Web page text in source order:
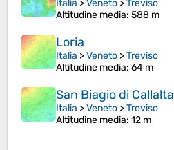
Italia >Veneto >Treviso
Altitudine media: 588 m
Loria
Italia >Veneto >Treviso
Altitudine media: 64 m
San Biagio di Callalta
Italia >Veneto >Treviso
Altitudine media: 12 m